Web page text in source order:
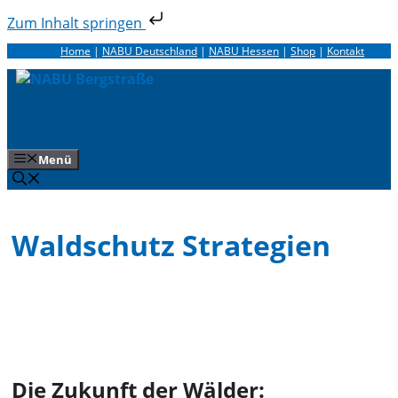
Zum Inhalt springen
Zum
Inhalt
springen
Home | NABU Deutschland | NABU Hessen | Shop | Kontakt
Menü
Waldschutz Strategien
Die Zukunft der Wälder: